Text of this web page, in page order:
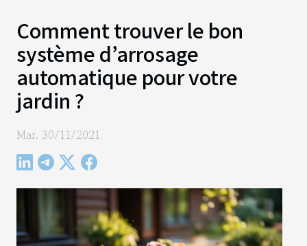
Comment trouver le bon
système d’arrosage
automatique pour votre
jardin ?
Mar. 30/11/2021